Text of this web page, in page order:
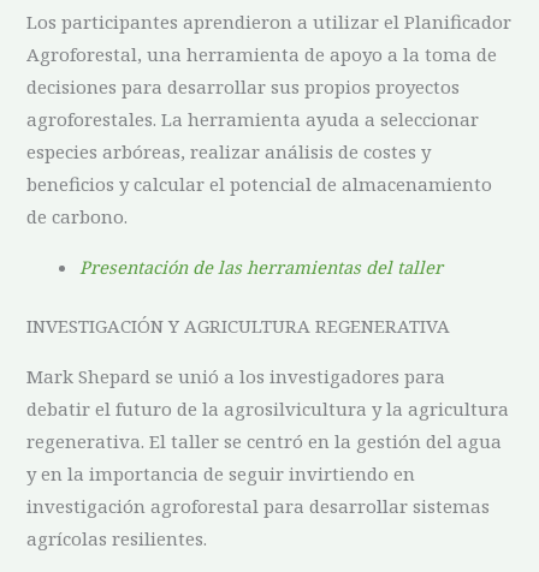
Los participantes aprendieron a utilizar el Planificador
Agroforestal, una herramienta de apoyo a la toma de
decisiones para desarrollar sus propios proyectos
agroforestales. La herramienta ayuda a seleccionar
especies arbóreas, realizar análisis de costes y
beneficios y calcular el potencial de almacenamiento
de carbono.
Presentación de las herramientas del taller
INVESTIGACIÓN Y AGRICULTURA REGENERATIVA
Mark Shepard se unió a los investigadores para
debatir el futuro de la agrosilvicultura y la agricultura
regenerativa. El taller se centró en la gestión del agua
y en la importancia de seguir invirtiendo en
investigación agroforestal para desarrollar sistemas
agrícolas resilientes.